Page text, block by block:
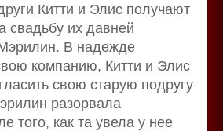
Китти и Элис получают
свадьбу их давней
В надежде
компанию, Китти и Элис
свою старую подругу
разорвала
того, как та увела у нее